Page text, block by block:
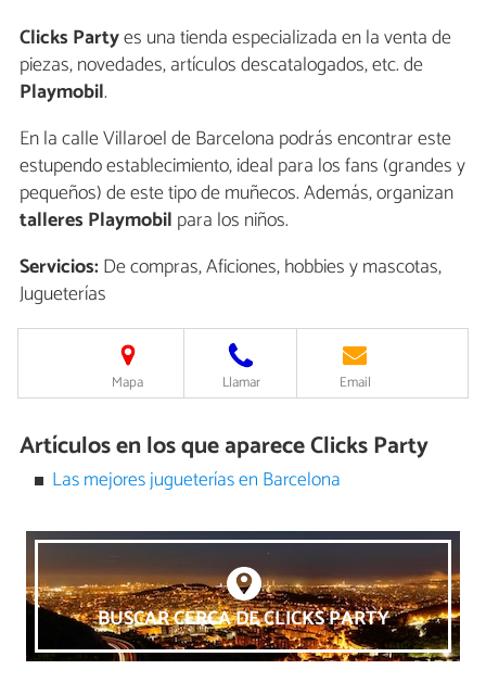
Clicks Partyes una tienda especializada en la venta de
piezas, novedades, artículos descatalogados, etc. de
Playmobil.
En la calle Villaroel de Barcelona podrás encontrar este
estupendo establecimiento, ideal para los fans (grandes y
pequeños) de este tipo de muñecos. Además, organizan
talleres Playmobil para los niños.
Servicios:De compras, Aficiones, hobbies y mascotas,
Jugueterías
Mapa Llamar Email
Artículos en los que aparece Clicks Party
Las mejores jugueterías en Barcelona
BUSCAR CERCA DE CLICKS PARTY